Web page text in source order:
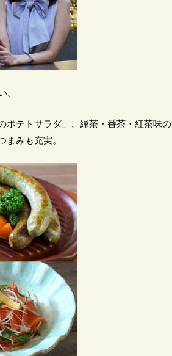
。
ポテトサラダ」、緑茶・番茶・紅茶味の
まみも充実。